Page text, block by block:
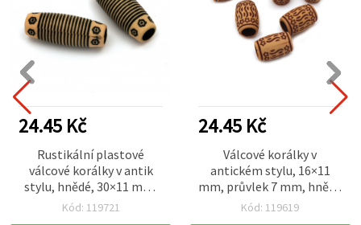
24.45 Kč
Rustikální plastové
válcové korálky v antik
stylu, hnědé, 30×11 mm,
průvlek 6 mm, 50 g (~24
Kód: 119721
24.45 Kč
Válcové korálky v
antickém stylu, 16×11
mm, průvlek 7 mm, hnědé
– 50 g (~52 ks)
Kód: 119619